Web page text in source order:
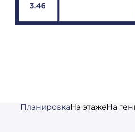
ПланировкаНа этажеНа